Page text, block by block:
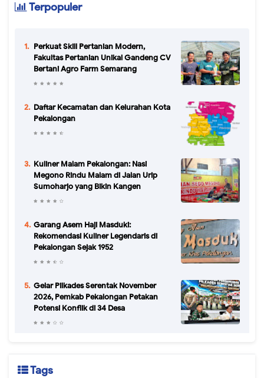
Terpopuler
Perkuat Skill Pertanian Modern,
Fakultas Pertanian Unikal Gandeng CV
Bertani Agro Farm Semarang
Daftar Kecamatan dan Kelurahan Kota
Pekalongan
Kuliner Malam Pekalongan: Nasi
Megono Rindu Malam di Jalan Urip
Sumoharjo yang Bikin Kangen
Garang Asem Haji Masduki:
Rekomendasi Kuliner Legendaris di
Pekalongan Sejak 1952
Gelar Pilkades Serentak November
2026, Pemkab Pekalongan Petakan
Potensi Konflik di 34 Desa
Tags